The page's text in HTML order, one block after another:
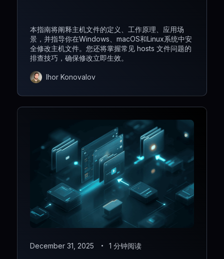
本指南将阐释主机文件的定义、工作原理、应用场
景，并指导你在Windows、macOS和Linux系统中安
全修改主机文件。您还将掌握常见 hosts 文件问题的
排查技巧，确保修改立即生效。
Ihor Konovalov
December 31, 2025 1 分钟阅读